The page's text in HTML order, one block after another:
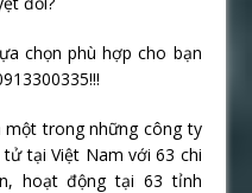
chọn phù hợp cho bạn
trong những công ty
tại Việt Nam với 63 chi
hoạt động tại 63 tỉnh